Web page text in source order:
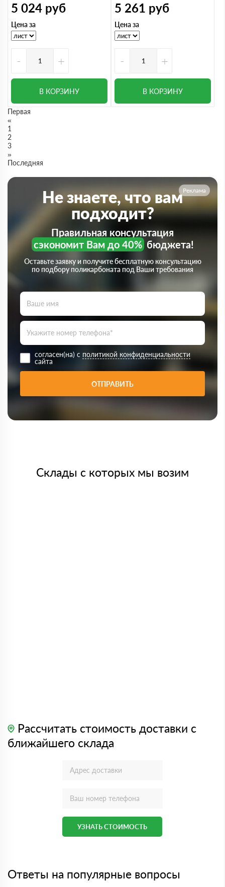
5 024 руб
Цена за
- +
В КОРЗИНУ
5 261 руб
Цена за
- +
В КОРЗИНУ
Первая
«
1
2
3
»
Последняя
Реклама
Не знаете, что вам
подходит?
Правильная консультация
сэкономит Вам до 40%бюджета!
Оставьте заявку и получите бесплатную консультацию
по подбору поликарбоната под Ваши требования
согласен(на) с политикой конфиденциальности
сайта
ОТПРАВИТЬ
Склады с которых мы возим
Рассчитать стоимость доставки с
ближайшего склада
УЗНАТЬ СТОИМОСТЬ
Ответы на популярные вопросы